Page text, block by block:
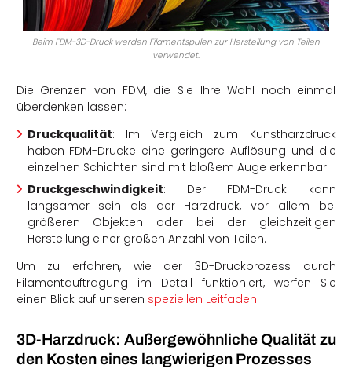
Beim FDM-3D-Druck werden Filamentspulen zur Herstellung von Teilen
verwendet.
Die Grenzen von FDM, die Sie Ihre Wahl noch einmal
überdenken lassen:
Druckqualität: Im Vergleich zum Kunstharzdruck
haben FDM-Drucke eine geringere Auflösung und die
einzelnen Schichten sind mit bloßem Auge erkennbar.
Druckgeschwindigkeit: Der FDM-Druck kann
langsamer sein als der Harzdruck, vor allem bei
größeren Objekten oder bei der gleichzeitigen
Herstellung einer großen Anzahl von Teilen.
Um zu erfahren, wie der 3D-Druckprozess durch
Filamentauftragung im Detail funktioniert, werfen Sie
einen Blick auf unseren speziellen Leitfaden.
3D-Harzdruck: Außergewöhnliche Qualität zu
den Kosten eines langwierigen Prozesses